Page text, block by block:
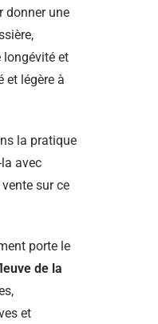
donner une
longévité et
et légère à
la pratique
avec
sur ce
porte le
de la
et